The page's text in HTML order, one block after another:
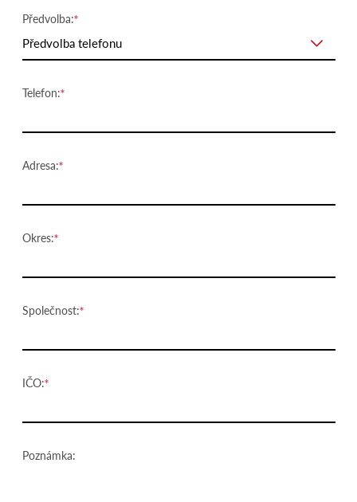
Předvolba:
Předvolba telefonu
Telefon:
Adresa:
Okres:
Společnost:
IČO:
Poznámka: